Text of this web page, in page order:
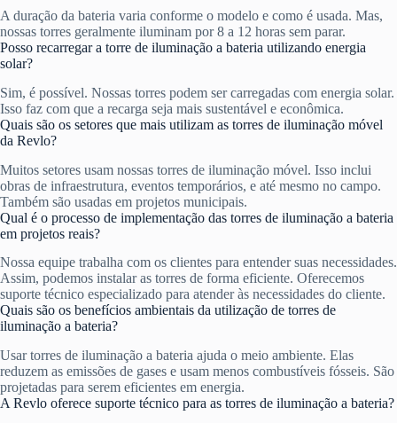
A duração da bateria varia conforme o modelo e como é usada. Mas,
nossas torres geralmente iluminam por 8 a 12 horas sem parar.
Posso recarregar a torre de iluminação a bateria utilizando energia
solar?
Sim, é possível. Nossas torres podem ser carregadas com energia solar.
Isso faz com que a recarga seja mais sustentável e econômica.
Quais são os setores que mais utilizam as torres de iluminação móvel
da Revlo?
Muitos setores usam nossas torres de iluminação móvel. Isso inclui
obras de infraestrutura, eventos temporários, e até mesmo no campo.
Também são usadas em projetos municipais.
Qual é o processo de implementação das torres de iluminação a bateria
em projetos reais?
Nossa equipe trabalha com os clientes para entender suas necessidades.
Assim, podemos instalar as torres de forma eficiente. Oferecemos
suporte técnico especializado para atender às necessidades do cliente.
Quais são os benefícios ambientais da utilização de torres de
iluminação a bateria?
Usar torres de iluminação a bateria ajuda o meio ambiente. Elas
reduzem as emissões de gases e usam menos combustíveis fósseis. São
projetadas para serem eficientes em energia.
A Revlo oferece suporte técnico para as torres de iluminação a bateria?